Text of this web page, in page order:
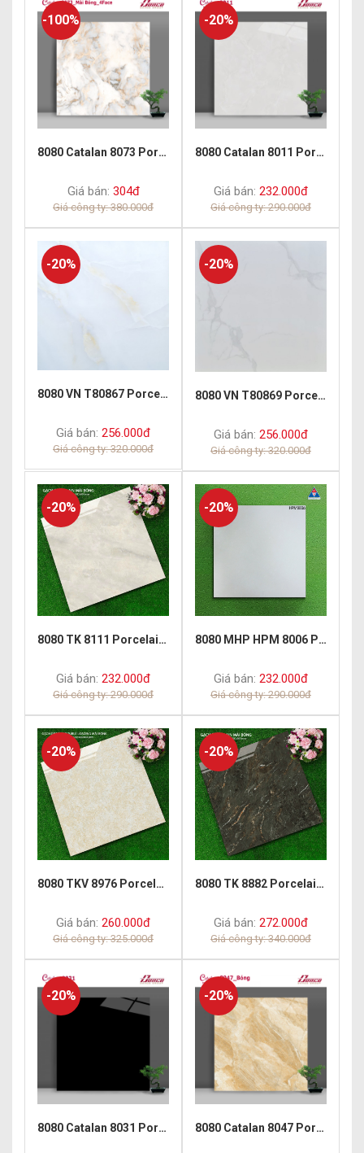
-100%
8080 Catalan 8073 Porcelain Polish
Giá bán: 304đ
Giá công ty: 380.000đ
-20%
8080 Catalan 8011 Porcelain Polish
Giá bán: 232.000đ
Giá công ty: 290.000đ
-20%
8080 VN T80867 Porcelain Polish
Giá bán: 256.000đ
Giá công ty: 320.000đ
-20%
8080 VN T80869 Porcelain Polish
Giá bán: 256.000đ
Giá công ty: 320.000đ
-20%
8080 TK 8111 Porcelain Polish
Giá bán: 232.000đ
Giá công ty: 290.000đ
-20%
8080 MHP HPM 8006 Porcelain Polish
Giá bán: 232.000đ
Giá công ty: 290.000đ
-20%
8080 TKV 8976 Porcelain Polish
Giá bán: 260.000đ
Giá công ty: 325.000đ
-20%
8080 TK 8882 Porcelain Polish
Giá bán: 272.000đ
Giá công ty: 340.000đ
-20%
8080 Catalan 8031 Porcelain Polish
-20%
8080 Catalan 8047 Porcelain Polish